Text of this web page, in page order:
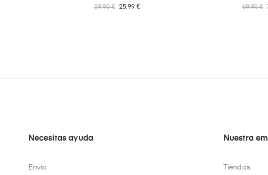
59,90 € 25,99 € 69,90 €
Necesitas ayuda
Envío
Nuestra
Tiendas